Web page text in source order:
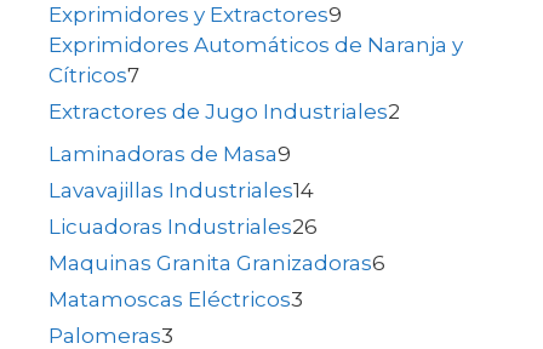
Exprimidores y Extractores9
Exprimidores Automáticos de Naranja y
Cítricos7
Extractores de Jugo Industriales2
Laminadoras de Masa9
Lavavajillas Industriales14
Licuadoras Industriales26
Maquinas Granita Granizadoras6
Matamoscas Eléctricos3
Palomeras3